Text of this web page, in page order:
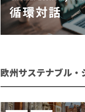
欧州サステナブル・